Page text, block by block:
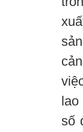
lao
số